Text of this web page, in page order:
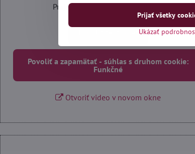
Prajete si načítať Youtube video?
Povoliť a zapamätať - súhlas s druhom cookie:
Funkčné
Otvoriť video v novom okne
Ukázať
Prijať všetky